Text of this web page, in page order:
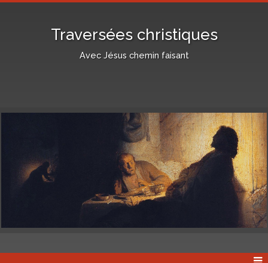
Traversées christiques
Avec Jésus chemin faisant